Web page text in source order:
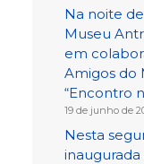
Na noite
Museu
em
Amigos do
“Encontro
19 de junho de
Nesta
inaugurada